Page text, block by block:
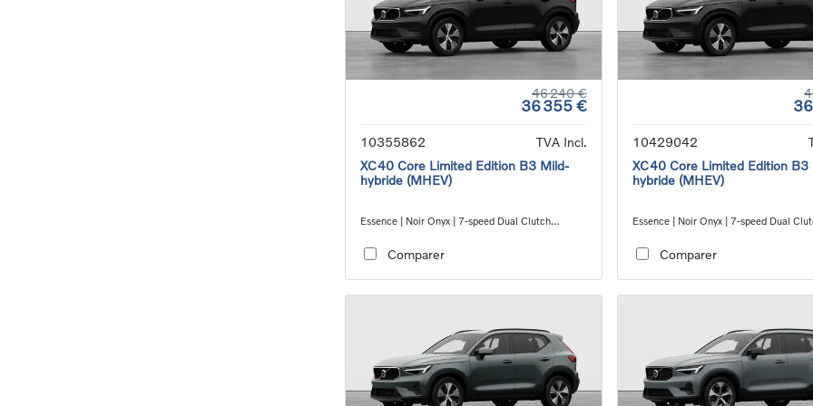
46 240 €
36 355 €
10355862
TVA Incl.
XC40 Core Limited Edition B3 Mild-
hybride (MHEV)
Essence | Noir Onyx | 7-speed Dual Clutch
Comparer
10429042
XC40 Core Limited Edition B3
hybride (MHEV)
Essence | Noir Onyx | 7-speed Dual
Comparer